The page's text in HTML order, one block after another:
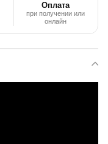
Оплата
при получении или
онлайн